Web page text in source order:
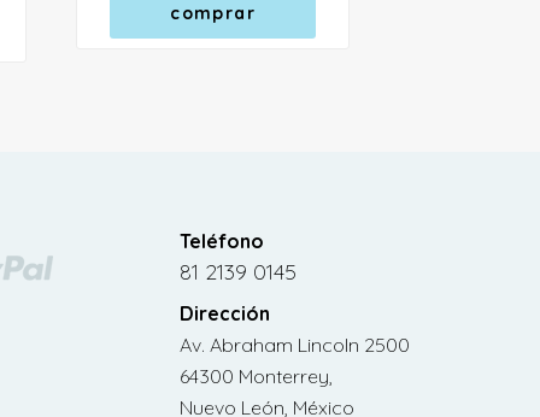
comprar
Teléfono
81 2139 0145
Dirección
Av. Abraham Lincoln 2500
64300 Monterrey,
Nuevo León, México